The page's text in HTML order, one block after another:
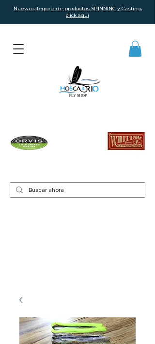
Nueva categoria de productos SPINNING y Casting,
click aquí